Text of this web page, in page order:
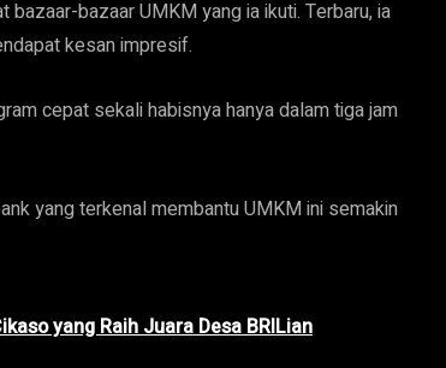
bazaar UMKM yang ia ikuti. Terbaru, ia
kesan impresif.
cepat sekali habisnya hanya dalam tiga jam
yang terkenal membantu UMKM ini semakin
yang Raih Juara Desa BRILian